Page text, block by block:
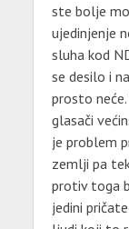
ste bolje
ujedinjenje
sluha kod
se desilo i
prosto
glasači
je problem
zemlji pa
protiv toga
jedini